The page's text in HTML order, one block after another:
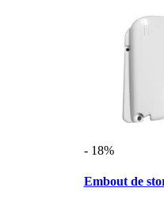
- 18%
Embout de